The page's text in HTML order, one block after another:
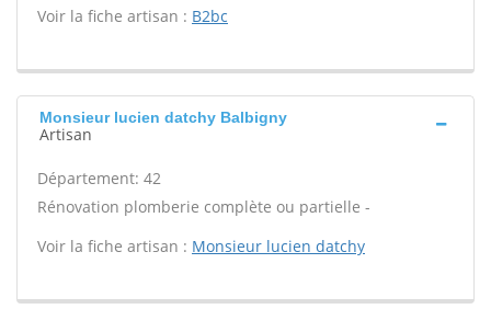
Voir la fiche artisan : B2bc
Monsieur lucien datchy Balbigny
Artisan
Département: 42
Rénovation plomberie complète ou partielle -
Voir la fiche artisan : Monsieur lucien datchy